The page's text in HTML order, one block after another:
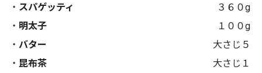
スパゲッティ
３６０g
明太子
１００g
バター
大さじ５
昆布茶
大さじ１